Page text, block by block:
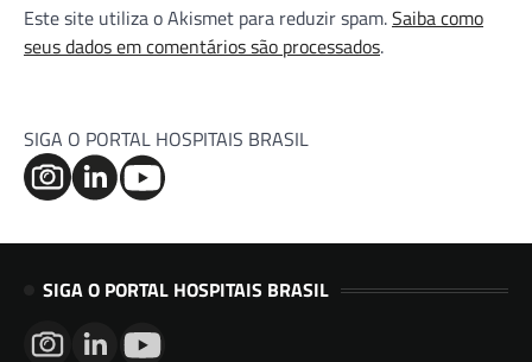
Este site utiliza o Akismet para reduzir spam.Saiba como
seus dados em comentários são processados.
SIGA O PORTAL HOSPITAIS BRASIL
SIGA O PORTAL HOSPITAIS BRASIL